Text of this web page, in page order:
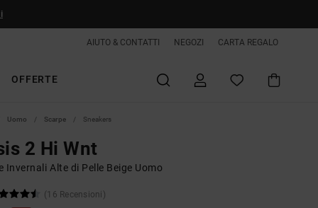
AIUTO & CONTATTI NEGOZI CARTA REGALO
OFFERTE
Uomo Scarpe Sneakers
2 Hi Wnt
Invernali Alte di Pelle Beige Uomo
(16 Recensioni)